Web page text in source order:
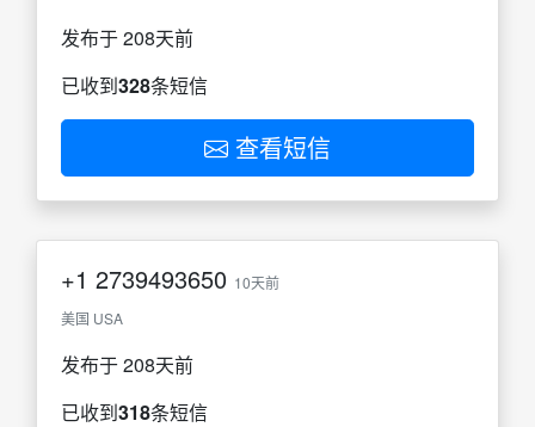
发布于 208天前
已收到328条短信
查看短信
+1 2739493650 10天前
美国 USA
发布于 208天前
已收到318条短信